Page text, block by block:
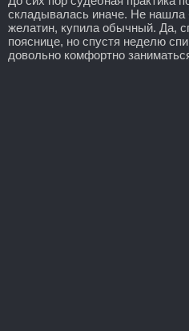
складывалась иначе. Не
желатин, купила обычный. Да,
пояснице, но спустя неделю
довольно комфортно